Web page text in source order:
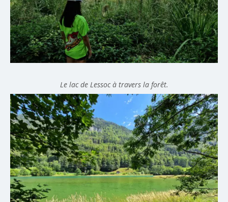
Le lac de Lessoc à travers la forêt.